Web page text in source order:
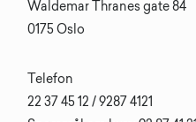
Waldemar Thranes gate 84
0175 Oslo
Telefon
22 37 45 12 / 9287 4121